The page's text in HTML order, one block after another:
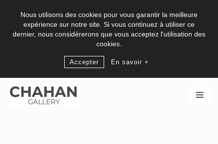
Nous utilisons des cookies pour vous garantir la meilleure
expérience sur notre site. Si vous continuez à utiliser ce
dernier, nous considérerons que vous acceptez l'utilisation des
cookies.
Accepter En savoir +